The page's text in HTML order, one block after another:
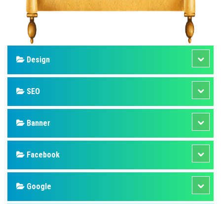
Design
SEO
Banner
Facebook
Google